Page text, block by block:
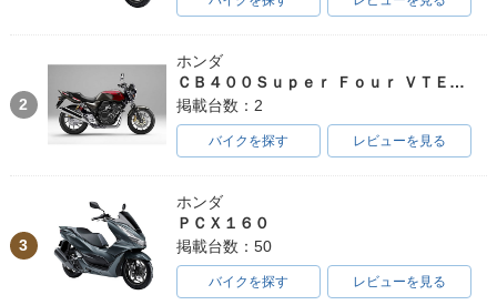
2
ホンダ
ＣＢ４００Ｓｕｐｅｒ Ｆｏｕｒ ＶＴＥＣ ＳＰＥＣ３
掲載台数：2
バイクを探す レビューを見る
3
ホンダ
ＰＣＸ１６０
掲載台数：50
バイクを探す レビューを見る